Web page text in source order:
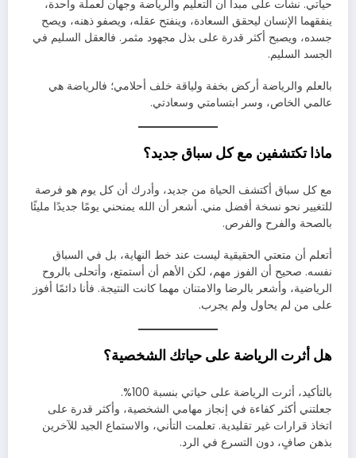
حياتي. نشأت على مبدأ أن التعليم والرياضة وجهان لعملة واحدة،
ينفقهما الإنسان ليحقق السعادة، وينفتح عقله، ويصفو ذهنه، ويصح
جسده، ويصبح أكثر قدرة على بذل مجهود مثمر. فالعقل السليم في
الجسد السليم.
بالعلم والرياضة أركض بخفة ولياقة خلف أحلامي؛ فالرياضة هي
عالمي الخاص، وسر ابتسامتي وسعادتي.
ماذا تكتشفين مع كل سباق جديد؟
مع كل سباق أكتشف الحياة من جديد، وأدرك أن كل يوم هو فرصة
للتغيير نحو نسخة أفضل مني. أشعر أن الله يمنحني يومًا جديدًا مليئًا
بالصحة والفرح والفرص.
أتعلم أن متعتي الحقيقية ليست عند خط النهاية، بل في السباق
نفسه. صحيح أن الفوز مهم، لكن الأهم أن أستمتع، وأتحلى بالروح
الرياضية، وأشعر بالرضا والامتنان مهما كانت النتيجة. فأنا دائمًا أفوز
على من لم يحاول ولم يجرب.
هل أثرت الرياضة على حياتك الشخصية؟
بالتأكيد، أثرت الرياضة على حياتي بنسبة 100%.
جعلتني أكثر كفاءة في إنجاز مهامي الشخصية، وأكثر قدرة على
اتخاذ قرارات غير تقليدية. تعلمت التأني، والاستماع الجيد للآخرين
بذهن صافٍ، دون التسرع في الرد.